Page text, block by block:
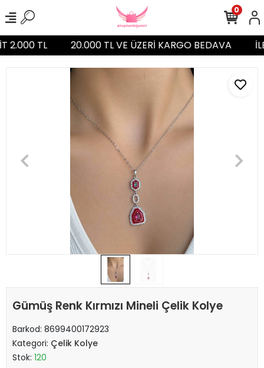
2.000 TL 20.000 TL VE ÜZERİ KARGO BEDAVA
0
Gümüş Renk Kırmızı Mineli Çelik Kolye
Barkod: 8699400172923
Kategori: Çelik Kolye
Stok: 120